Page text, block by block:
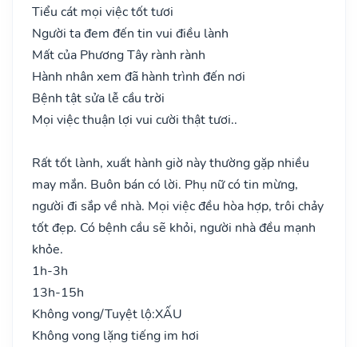
Tiểu cát mọi việc tốt tươi
Người ta đem đến tin vui điều lành
Mất của Phương Tây rành rành
Hành nhân xem đã hành trình đến nơi
Bệnh tật sửa lễ cầu trời
Mọi việc thuận lợi vui cười thật tươi..
Rất tốt lành, xuất hành giờ này thường gặp nhiều
may mắn. Buôn bán có lời. Phụ nữ có tin mừng,
người đi sắp về nhà. Mọi việc đều hòa hợp, trôi chảy
tốt đẹp. Có bệnh cầu sẽ khỏi, người nhà đều mạnh
khỏe.
1h-3h
13h-15h
Không vong/Tuyệt lộ:XẤU
Không vong lặng tiếng im hơi